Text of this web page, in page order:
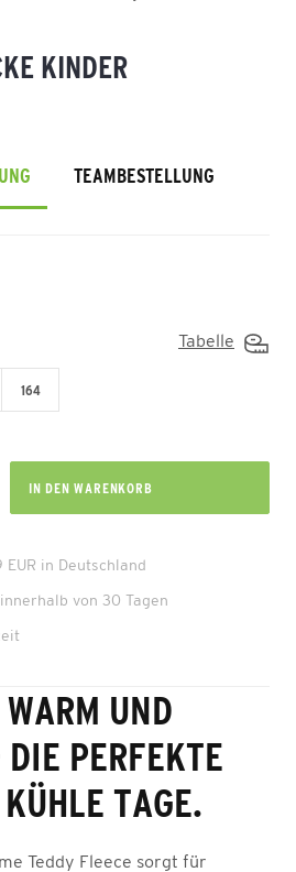
KINDER
TEAMBESTELLUNG
Tabelle
164
IN DEN WARENKORB
in Deutschland
von 30 Tagen
UND
PERFEKTE
TAGE.
Teddy Fleece sorgt für